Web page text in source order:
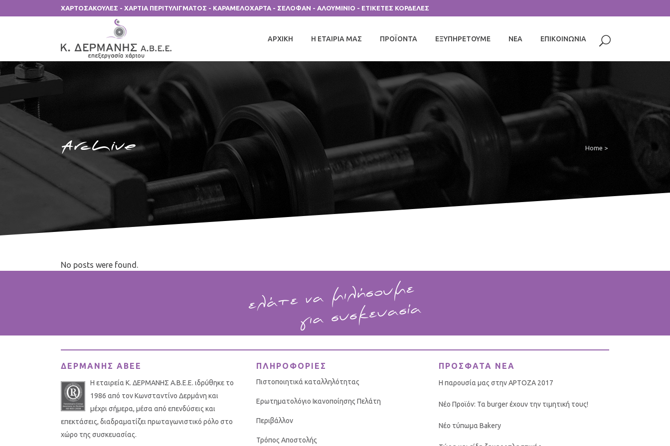
ΧΑΡΤΟΣΑΚΟΥΛΕΣ - ΧΑΡΤΙΑ ΠΕΡΙΤΥΛΙΓΜΑΤΟΣ - ΚΑΡΑΜΕΛΟΧΑΡΤΑ - ΣΕΛΟΦΑΝ - ΑΛΟΥΜΙΝΙΟ - ΕΤΙΚΕΤΕΣ ΚΟΡΔΕΛΕΣ
ΑΡΧΙΚΗ Η ΕΤΑΙΡΙΑ ΜΑΣ ΠΡΟΪΟΝΤΑ ΕΞΥΠΗΡΕΤΟΥΜΕ ΝΕΑ ΕΠΙΚΟΙΝΩΝΙΑ
Archive Home >
No posts were found.
ΔΕΡΜΑΝΗΣ ΑΒΕΕ
Η εταιρεία Κ. ΔΕΡΜΑΝΗΣ Α.Β.Ε.Ε. ιδρύθηκε το
1986 από τον Κωνσταντίνο Δερμάνη και
μέχρι σήμερα, μέσα από επενδύσεις και
επεκτάσεις, διαδραματίζει πρωταγωνιστικό ρόλο στο
χώρο της συσκευασίας.
ΠΛΗΡΟΦΟΡΙΕΣ
Πιστοποιητικά καταλληλότητας
Ερωτηματολόγιο Ικανοποίησης Πελάτη
Περιβάλλον
Τρόπος Αποστολής
ΠΡΟΣΦΑΤΑ ΝΕΑ
Η παρουσία μας στην ΑΡΤΟΖΑ 2017
Νέο Προϊόν: Τα burger έχουν την τιμητική τους!
Νέο τύπωμα Bakery